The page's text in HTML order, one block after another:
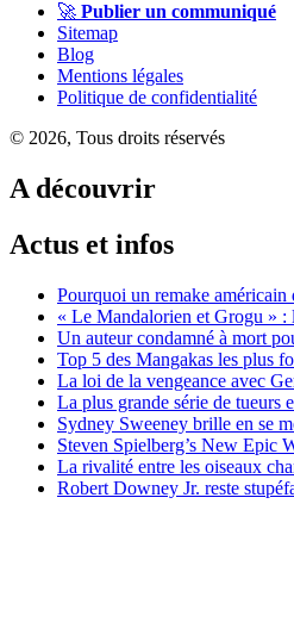
🚀 Publier un communiqué
Sitemap
Blog
Mentions légales
Politique de confidentialité
© 2026, Tous droits réservés
A découvrir
Actus et infos
Pourquoi un remake américain
« Le Mandalorien et Grogu » :
Un auteur condamné à mort
Top 5 des Mangakas les plus
La loi de la vengeance avec
La plus grande série de tueurs
Sydney Sweeney brille en se
Steven Spielberg’s New Epic
La rivalité entre les oiseaux
Robert Downey Jr. reste